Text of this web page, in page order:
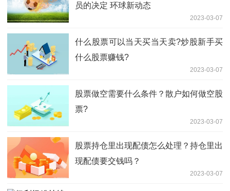
员的决定 环球新动态
2023-03-07
什么股票可以当天买当天卖?炒股新手买
什么股票赚钱?
2023-03-07
股票做空需要什么条件？散户如何做空股
票?
2023-03-07
股票持仓里出现配债怎么处理？持仓里出
现配债要交钱吗？
2023-03-07